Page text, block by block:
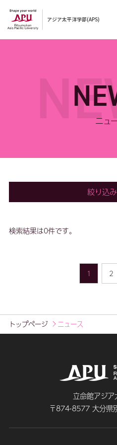
アジア太平洋学部(APS)
ニュ
絞り込み
検索結果は0件です。
1 2
トップページ ニュース
立命館アジ
〒874-8577 大分県